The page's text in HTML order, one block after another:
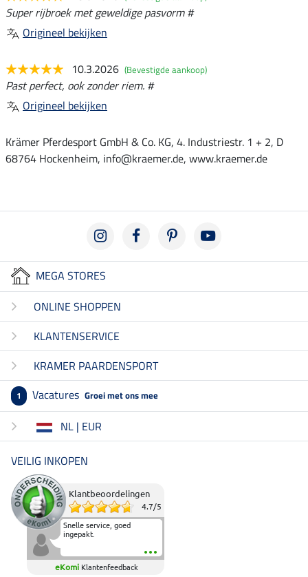
Super rijbroek met geweldige pasvorm #
Origineel bekijken
10.3.2026 (Bevestigde aankoop)
Past perfect, ook zonder riem. #
Origineel bekijken
Krämer Pferdesport GmbH & Co. KG, 4. Industriestr. 1 + 2, D
68764 Hockenheim, info@kraemer.de, www.kraemer.de
MEGA STORES
ONLINE SHOPPEN
KLANTENSERVICE
KRAMER PAARDENSPORT
1 Vacatures Groei met ons mee
NL | EUR
VEILIG INKOPEN
Klantbeoordelingen
4.7/5
Snelle service, goed
ingepakt.
eKomi Klantenfeedback